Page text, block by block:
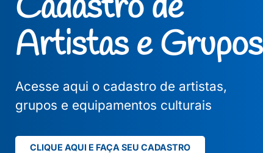
Artistas e Grupos
Acesse aqui o cadastro de artistas,
grupos e equipamentos culturais
CLIQUE AQUI E FAÇA SEU CADASTRO